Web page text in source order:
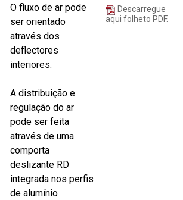
O fluxo de ar pode
ser orientado
através dos
deflectores
interiores.
A distribuição e
regulação do ar
pode ser feita
através de uma
comporta
deslizante RD
integrada nos perfis
de alumínio
Descarregue
aqui folheto PDF.